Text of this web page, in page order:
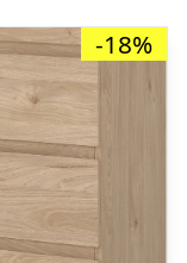
-18%